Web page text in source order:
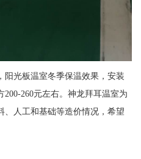
阳光板温室冬季保温效果，安装
260元左右。神龙拜耳温室为
、人工和基础等造价情况，希望